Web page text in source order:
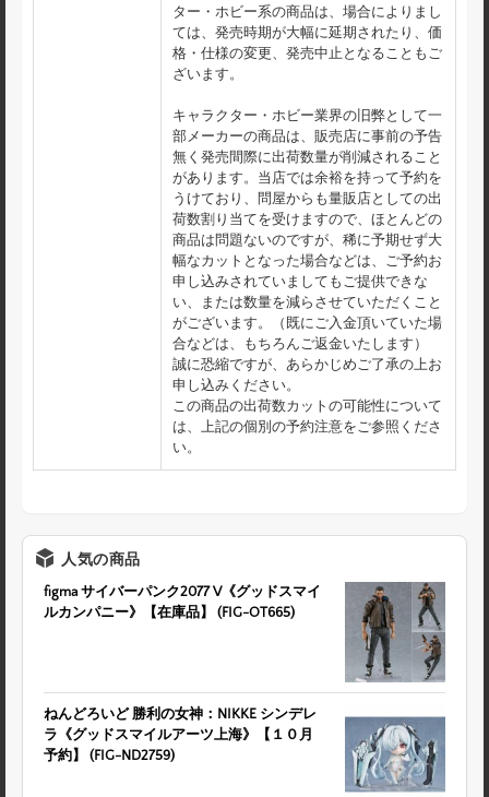
ター・ホビー系の商品は、場合によりまし
ては、発売時期が大幅に延期されたり、価
格・仕様の変更、発売中止となることもご
ざいます。
キャラクター・ホビー業界の旧弊として一
部メーカーの商品は、販売店に事前の予告
無く発売間際に出荷数量が削減されること
があります。当店では余裕を持って予約を
うけており、問屋からも量販店としての出
荷数割り当てを受けますので、ほとんどの
商品は問題ないのですが、稀に予期せず大
幅なカットとなった場合などは、ご予約お
申し込みされていましてもご提供できな
い、または数量を減らさせていただくこと
がございます。（既にご入金頂いていた場
合などは、もちろんご返金いたします）
誠に恐縮ですが、あらかじめご了承の上お
申し込みください。
この商品の出荷数カットの可能性について
は、上記の個別の予約注意をご参照くださ
い。
人気の商品
figma サイバーパンク2077 V《グッドスマイ
ルカンパニー》【在庫品】 (FIG-OT665)
ねんどろいど 勝利の女神：NIKKE シンデレ
ラ《グッドスマイルアーツ上海》【１０月
予約】 (FIG-ND2759)